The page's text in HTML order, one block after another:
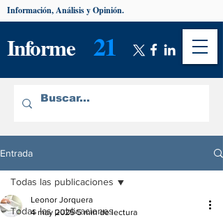
Informe 21
Información, Análisis y Opinión.
Entrada
Todas las publicaciones
Todas las publicaciones
Leonor Jorquera
4 may 2025 5 min de lectura